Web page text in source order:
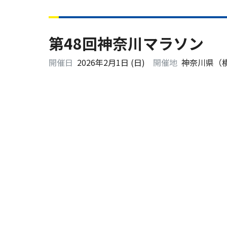
第48回神奈川マラソン
開催日 2026年2月1日 (日) 開催地 神奈川県 （